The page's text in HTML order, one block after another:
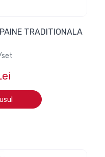
TRADITIONALA
set